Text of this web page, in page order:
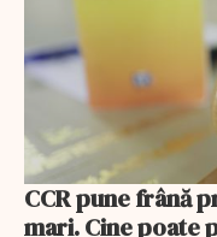
CCR pune frână
mari. Cine poate